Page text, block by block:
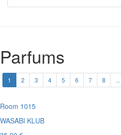
Parfums
1 2 3 4 5 6 7 8 ...
Room 1015
WASABI KLUB